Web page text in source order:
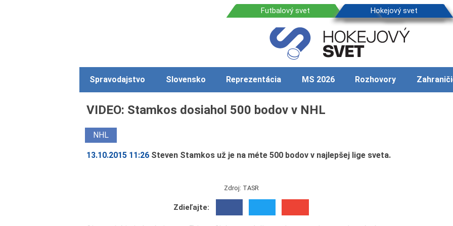
Spravodajstvo Slovensko Reprezentácia MS 2026 Rozhovory
VIDEO: Stamkos dosiahol 500 bodov v NHL
NHL
13.10.2015 11:26 Steven Stamkos už je na méte 500 bodov v najlepšej lige sveta.
Zdroj: TASR
Zdieľajte: